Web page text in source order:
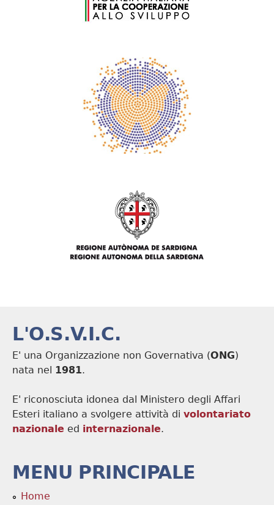
L'O.S.V.I.C.
E' una Organizzazione non Governativa (ONG)
nata nel 1981.
E' riconosciuta idonea dal Ministero degli Affari
Esteri italiano a svolgere attività di volontariato
nazionale ed internazionale.
MENU PRINCIPALE
Home